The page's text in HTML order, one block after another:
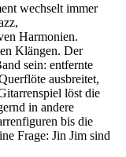
wechselt immer
Harmonien.
Klängen. Der
sein: entfernte
ausbreitet,
löst die
in andere
bis die
Frage: Jin Jim sind